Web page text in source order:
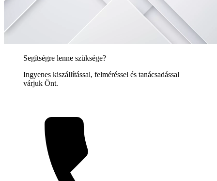
Segítségre lenne szüksége?
Ingyenes kiszállítással, felméréssel és tanácsadással
várjuk Önt.